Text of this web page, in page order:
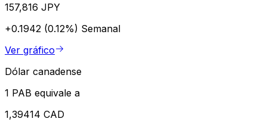
157,816 JPY
+0.1942 (0.12%) Semanal
Ver gráfico
Dólar canadense
1 PAB equivale a
1,39414 CAD